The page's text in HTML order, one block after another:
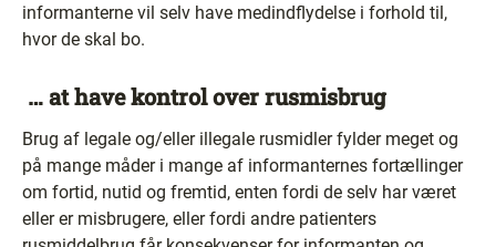
informanterne vil selv have medindflydelse i forhold til,
hvor de skal bo.
… at have kontrol over rusmisbrug
Brug af legale og/eller illegale rusmidler fylder meget og
på mange måder i mange af informanternes fortællinger
om fortid, nutid og fremtid, enten fordi de selv har været
eller er misbrugere, eller fordi andre patienters